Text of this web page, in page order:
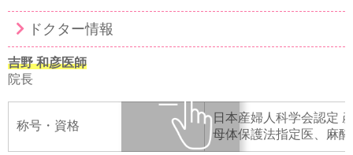
ドクター情報
吉野 和彦医師
院長
称号・資格
日本産婦人科学会認定
母体保護法指定医、麻